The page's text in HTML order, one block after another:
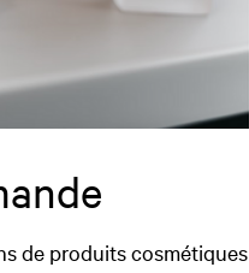
de produits cosmétiques